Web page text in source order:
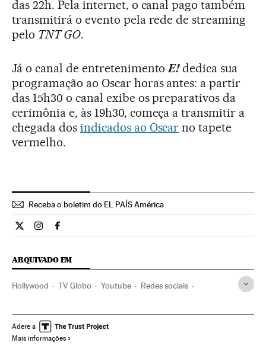
das 22h. Pela internet, o canal pago também
transmitirá o evento pela rede de streaming
pelo TNT GO.
Já o canal de entretenimentoE!dedica sua
programação ao Oscar horas antes: a partir
das 15h30 o canal exibe os preparativos da
cerimônia e, às 19h30, começa a transmitir a
chegada dos indicados ao Oscar no tapete
vermelho.
Receba o boletim do EL PAÍS América
Cultura El País Brasil en Twitter
Cultura El País Brasil en Instagram
Cultura El País Brasil en Facebook
ARQUIVADO EM
Hollywood TV Globo Youtube Redes sociais
Comunicações Prêmios Oscar
Adere a
Mais informações